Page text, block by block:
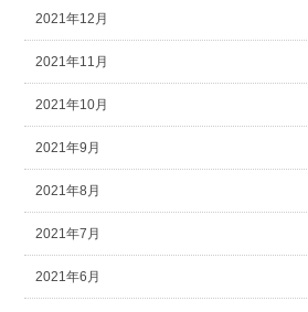
2021年12月
2021年11月
2021年10月
2021年9月
2021年8月
2021年7月
2021年6月